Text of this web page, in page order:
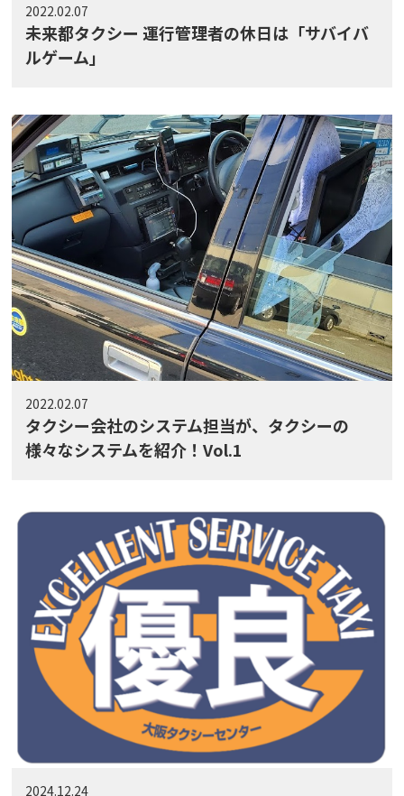
2022.02.07
未来都タクシー 運行管理者の休日は「サバイバ
ルゲーム」
2022.02.07
タクシー会社のシステム担当が、タクシーの
様々なシステムを紹介！Vol.1
2024.12.24